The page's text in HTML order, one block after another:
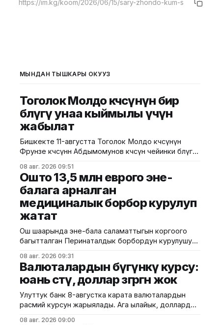
МЫНДАН ТЫШКАРЫ ОКУҢУЗ
Тоголок Молдо көчөсүнүн бир
бөлүгү унаа кыймылы үчүн
жабылат
Бишкекте 11-августта Тоголок Молдо көчөсүнүн
Фрунзе көчөсүнөн Абдымомунов көчөсүнө чейинки бөлүгү
мэриясынын билдиришкендей, аталган тилкеде
бул убакта курулуш иштери жүргүзүлөт. Ал эми
Фрунзе жана Панфилов көчөлөрүнүн кесилиши
кайрадан унаалар үчүн ачылат. Мэрия
айдоочуларды жол кыймылындагы убактылуу
өзгөрүүлөрдү эске алып, жол белгилеринин
талаптарын так
08 авг. 2026 09:51
Ошто 13,5 млн еврого эне-
балага арналган
медициналык борбор курулуп
жатат
Ош шаарында эне-бала саламаттыгын коргоого
багытталган Перинаталдык борбордун курулушу
министрлигинин басма сөз кызматы билдирди.
Маалыматка ылайык, долбоор Германиянын
өнүктүрүү банкынын (KfW) 13,5 млн евро өлчөмүндөгү
ашырылууда. Аталган борбор 249 орунга
ылайыкталып, кош бойлуу аялдарга, төрөттөн кийинки
энелерге жана ымыркайларга
08 авг. 2026 09:31
Валюталардын бүгүнкү курсу:
юань өстү, доллар өзгөргөн жок
Улуттук банк 8-августка карата валюталардын
расмий курсун жарыялады. Ага ылайык, доллардын
08 авг. 2026 09:00